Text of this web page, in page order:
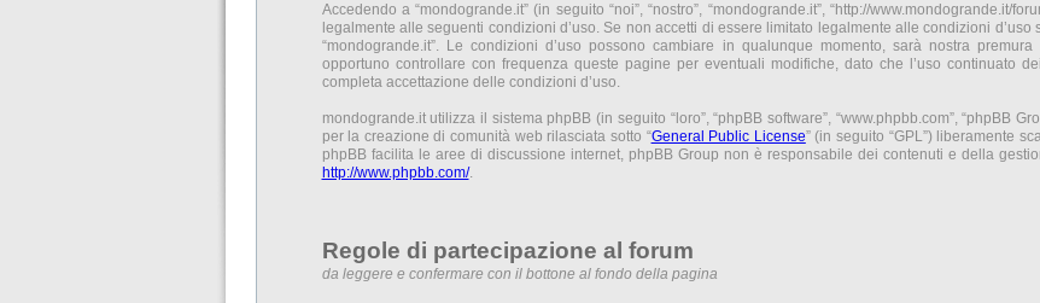
Accedendo a “mondogrande.it” (in seguito “noi”, “nostro”, “mondogrande.it”, “http://www.mondogrande.it/
legalmente alle seguenti condizioni d’uso. Se non accetti di essere limitato legalmente alle condizioni
“mondogrande.it”. Le condizioni d’uso possono cambiare in qualunque momento, sarà nostra
opportuno controllare con frequenza queste pagine per eventuali modifiche, dato che l’uso continuato
completa accettazione delle condizioni d’uso.
mondogrande.it utilizza il sistema phpBB (in seguito “loro”, “phpBB software”, “www.phpbb.com”, “phpBB
per la creazione di comunità web rilasciata sotto “General Public License” (in seguito “GPL”) liberamente
phpBB facilita le aree di discussione internet, phpBB Group non è responsabile dei contenuti e della
http://www.phpbb.com/.
Regole di partecipazione al forum
da leggere e confermare con il bottone al fondo della pagina